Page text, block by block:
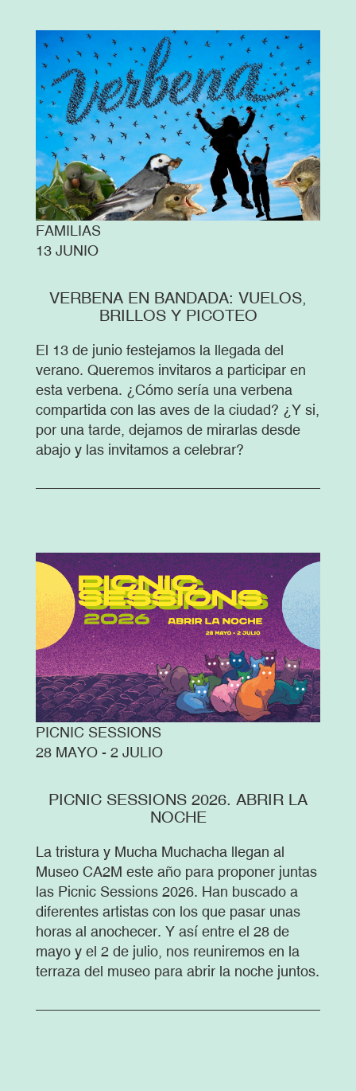
FAMILIAS
13 JUNIO
VERBENA EN BANDADA: VUELOS,
BRILLOS Y PICOTEO
El 13 de junio festejamos la llegada del
verano. Queremos invitaros a participar en
esta verbena. ¿Cómo sería una verbena
compartida con las aves de la ciudad? ¿Y si,
por una tarde, dejamos de mirarlas desde
abajo y las invitamos a celebrar?
PICNIC SESSIONS
28 MAYO - 2 JULIO
PICNIC SESSIONS 2026. ABRIR LA
NOCHE
La tristura y Mucha Muchacha llegan al
Museo CA2M este año para proponer juntas
las Picnic Sessions 2026. Han buscado a
diferentes artistas con los que pasar unas
horas al anochecer. Y así entre el 28 de
mayo y el 2 de julio, nos reuniremos en la
terraza del museo para abrir la noche juntos.